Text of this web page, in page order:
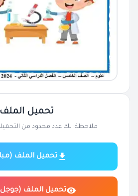
تحميل الملف
ملاحظة: لك عدد محدود من التحميلات كل
تحميل الملف
تحميل الملف (جوجل